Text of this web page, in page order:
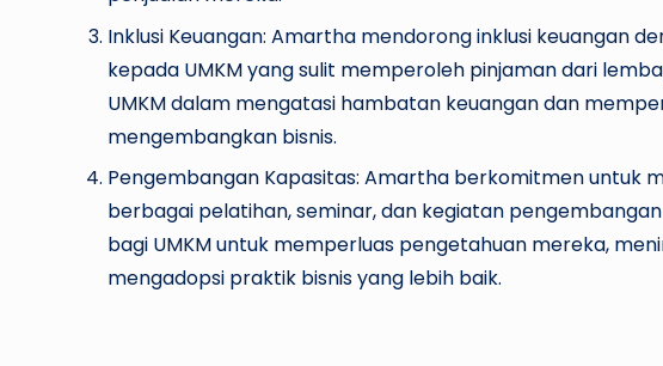
Inklusi Keuangan: Amartha mendorong inklusi keuangan
kepada UMKM yang sulit memperoleh pinjaman dari
UMKM dalam mengatasi hambatan keuangan dan
mengembangkan bisnis.
Pengembangan Kapasitas: Amartha berkomitmen untuk
berbagai pelatihan, seminar, dan kegiatan
bagi UMKM untuk memperluas pengetahuan mereka,
mengadopsi praktik bisnis yang lebih baik.